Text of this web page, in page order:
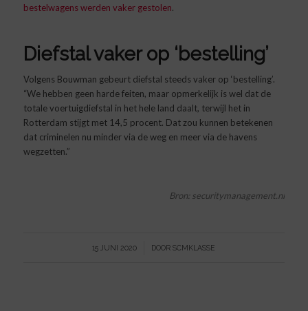
bestelwagens werden vaker gestolen.
Diefstal vaker op ‘bestelling’
Volgens Bouwman gebeurt diefstal steeds vaker op ‘bestelling’.
“We hebben geen harde feiten, maar opmerkelijk is wel dat de
totale voertuigdiefstal in het hele land daalt, terwijl het in
Rotterdam stijgt met 14,5 procent. Dat zou kunnen betekenen
dat criminelen nu minder via de weg en meer via de havens
wegzetten.”
Bron: securitymanagement.nl
15 JUNI 2020
/ DOORSCMKLASSE